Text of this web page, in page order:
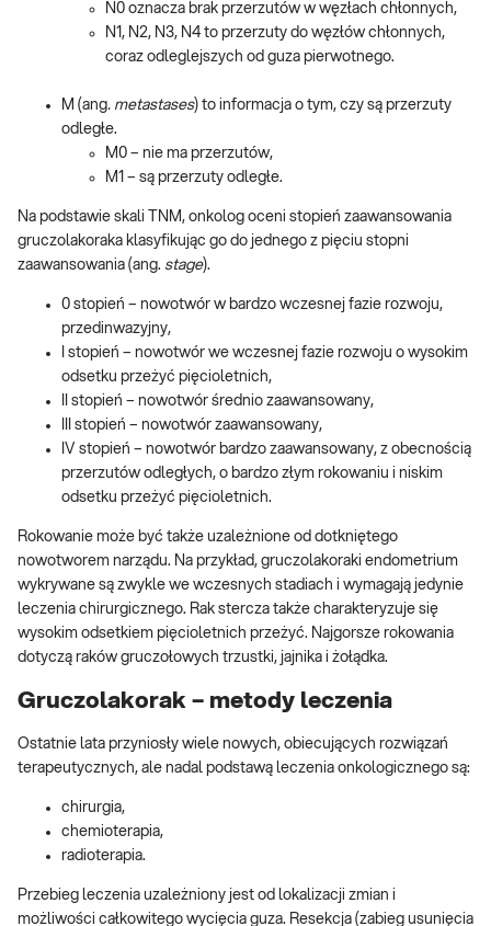
N0 oznacza brak przerzutów w węzłach chłonnych,
N1, N2, N3, N4 to przerzuty do węzłów chłonnych,
coraz odleglejszych od guza pierwotnego.
M (ang. metastases) to informacja o tym, czy są przerzuty
odległe.
M0 – nie ma przerzutów,
M1 – są przerzuty odległe.
Na podstawie skali TNM, onkolog oceni stopień zaawansowania
gruczolakoraka klasyfikując go do jednego z pięciu stopni
zaawansowania (ang. stage).
0 stopień – nowotwór w bardzo wczesnej fazie rozwoju,
przedinwazyjny,
I stopień – nowotwór we wczesnej fazie rozwoju o wysokim
odsetku przeżyć pięcioletnich,
II stopień – nowotwór średnio zaawansowany,
III stopień – nowotwór zaawansowany,
IV stopień – nowotwór bardzo zaawansowany, z obecnością
przerzutów odległych, o bardzo złym rokowaniu i niskim
odsetku przeżyć pięcioletnich.
Rokowanie może być także uzależnione od dotkniętego
nowotworem narządu. Na przykład, gruczolakoraki endometrium
wykrywane są zwykle we wczesnych stadiach i wymagają jedynie
leczenia chirurgicznego. Rak stercza także charakteryzuje się
wysokim odsetkiem pięcioletnich przeżyć. Najgorsze rokowania
dotyczą raków gruczołowych trzustki, jajnika i żołądka.
Gruczolakorak – metody leczenia
Ostatnie lata przyniosły wiele nowych, obiecujących rozwiązań
terapeutycznych, ale nadal podstawą leczenia onkologicznego są:
chirurgia,
chemioterapia,
radioterapia.
Przebieg leczenia uzależniony jest od lokalizacji zmian i
możliwości całkowitego wycięcia guza. Resekcja (zabieg usunięcia